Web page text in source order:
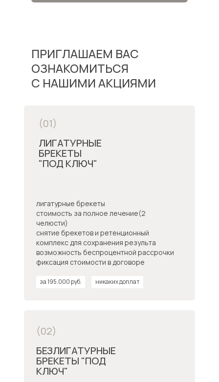
ПРИГЛАШАЕМ ВАС
ОЗНАКОМИТЬСЯ
С НАШИМИ АКЦИЯМИ
ЛИГАТУРНЫЕ
БРЕКЕТЫ
"ПОД КЛЮЧ"
(01)
лигатурные брекеты
стоимость за полное лечение(2
челюсти)
снятие брекетов и ретенционный
комплекс для сохранения результа
возможность беспроцентной рассрочки
фиксация стоимости в договоре
за 195.000 руб. никаких доплат
БЕЗЛИГАТУРНЫЕ
БРЕКЕТЫ "ПОД
КЛЮЧ"
(02)